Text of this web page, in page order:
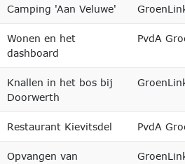
Camping 'Aan Veluwe'
Wonen en het
dashboard
PvdA
Knallen in het bos bij
Doorwerth
Restaurant Kievitsdel PvdA
Opvangen van